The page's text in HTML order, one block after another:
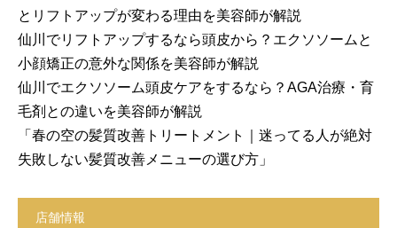
とリフトアップが変わる理由を美容師が解説
仙川でリフトアップするなら頭皮から？エクソソームと
小顔矯正の意外な関係を美容師が解説
仙川でエクソソーム頭皮ケアをするなら？AGA治療・育
毛剤との違いを美容師が解説
「春の空の髪質改善トリートメント｜迷ってる人が絶対
失敗しない髪質改善メニューの選び方」
店舗情報